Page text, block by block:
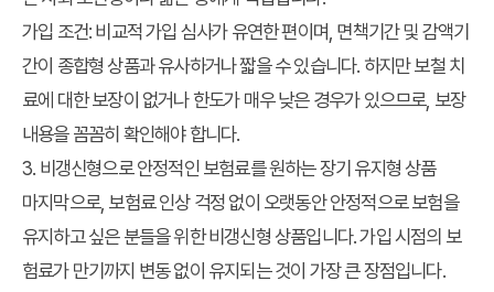
가입 조건: 비교적 가입 심사가 유연한 편이며, 면책기간 및 감액기
간이 종합형 상품과 유사하거나 짧을 수 있습니다. 하지만 보철 치
료에 대한 보장이 없거나 한도가 매우 낮은 경우가 있으므로, 보장
내용을 꼼꼼히 확인해야 합니다.
3. 비갱신형으로 안정적인 보험료를 원하는 장기 유지형 상품
마지막으로, 보험료 인상 걱정 없이 오랫동안 안정적으로 보험을
유지하고 싶은 분들을 위한 비갱신형 상품입니다. 가입 시점의 보
험료가 만기까지 변동 없이 유지되는 것이 가장 큰 장점입니다.